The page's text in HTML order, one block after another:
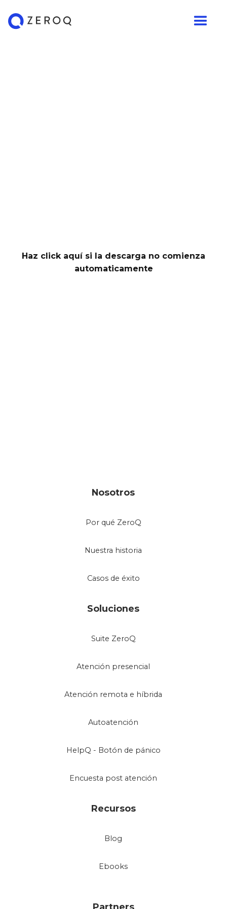
Haz click aquí si la descarga no comienza
automaticamente
Nosotros
Por qué ZeroQ
Nuestra historia
Casos de éxito
Soluciones
Suite ZeroQ
Atención presencial
Atención remota e híbrida
Autoatención
HelpQ - Botón de pánico
Encuesta post atención
Recursos
Blog
Ebooks
Partners